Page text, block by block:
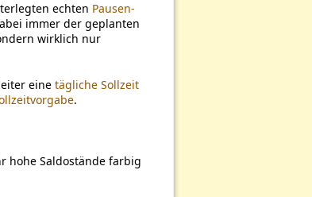
echten Pausen-
immer der geplanten
wirklich nur
eine tägliche Sollzeit
.
hohe Saldostände farbig